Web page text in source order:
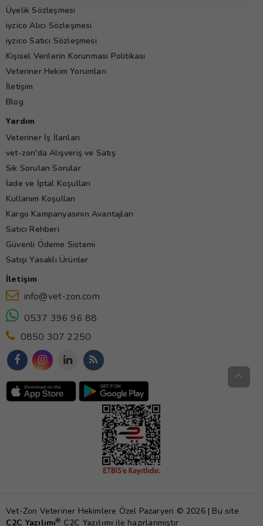
Üyelik Sözleşmesi
iyzico Alıcı Sözleşmesi
iyzico Satıcı Sözleşmesi
Kişisel Verilerin Korunması Politikası
Veteriner Hekim Yorumları
İletişim
Blog
Yardım
Veteriner İş İlanları
vet-zon'da Alışveriş ve Satış
Sık Sorulan Sorular
İade ve İptal Koşulları
Kullanım Koşulları
Kargo Kampanyasının Avantajları
Satıcı Rehberi
Güvenli Ödeme Sistemi
Satışı Yasaklı Ürünler
İletişim
info@vet-zon.com
0537 396 96 88
0850 307 2250
Vet-Zon Veteriner Hekimlere Özel Pazaryeri © 2026 | Bu site
C2C Yazılımı® C2C Yazılımı ile hazırlanmıştır